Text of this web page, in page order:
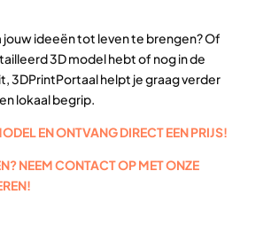
jouw ideeën tot leven te brengen? Of
3D model hebt of nog in de
3DPrintPortaal helpt je graag verder
lokaal begrip.
EN ONTVANG DIRECT EEN PRIJS!
NEEM CONTACT OP MET ONZE